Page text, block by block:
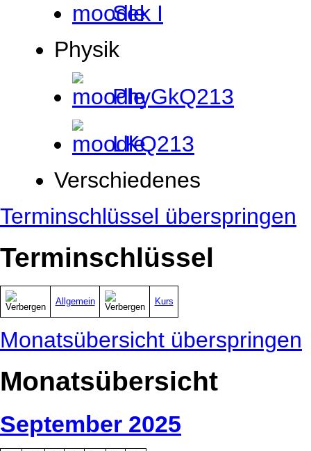
Sek I
Physik
PhyGkQ213
LKQ213
Verschiedenes
Terminschlüssel überspringen
Terminschlüssel
Allgemein Kurs
Monatsübersicht überspringen
Monatsübersicht
September 2025